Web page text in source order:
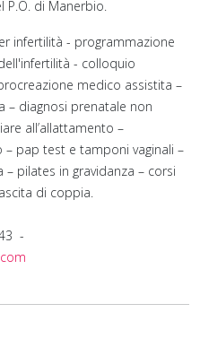
P.O. di Manerbio.
infertilità - programmazione
- colloquio
medico assistita –
– diagnosi prenatale non
all’allattamento –
pap test e tamponi vaginali –
pilates in gravidanza – corsi
di coppia.
-